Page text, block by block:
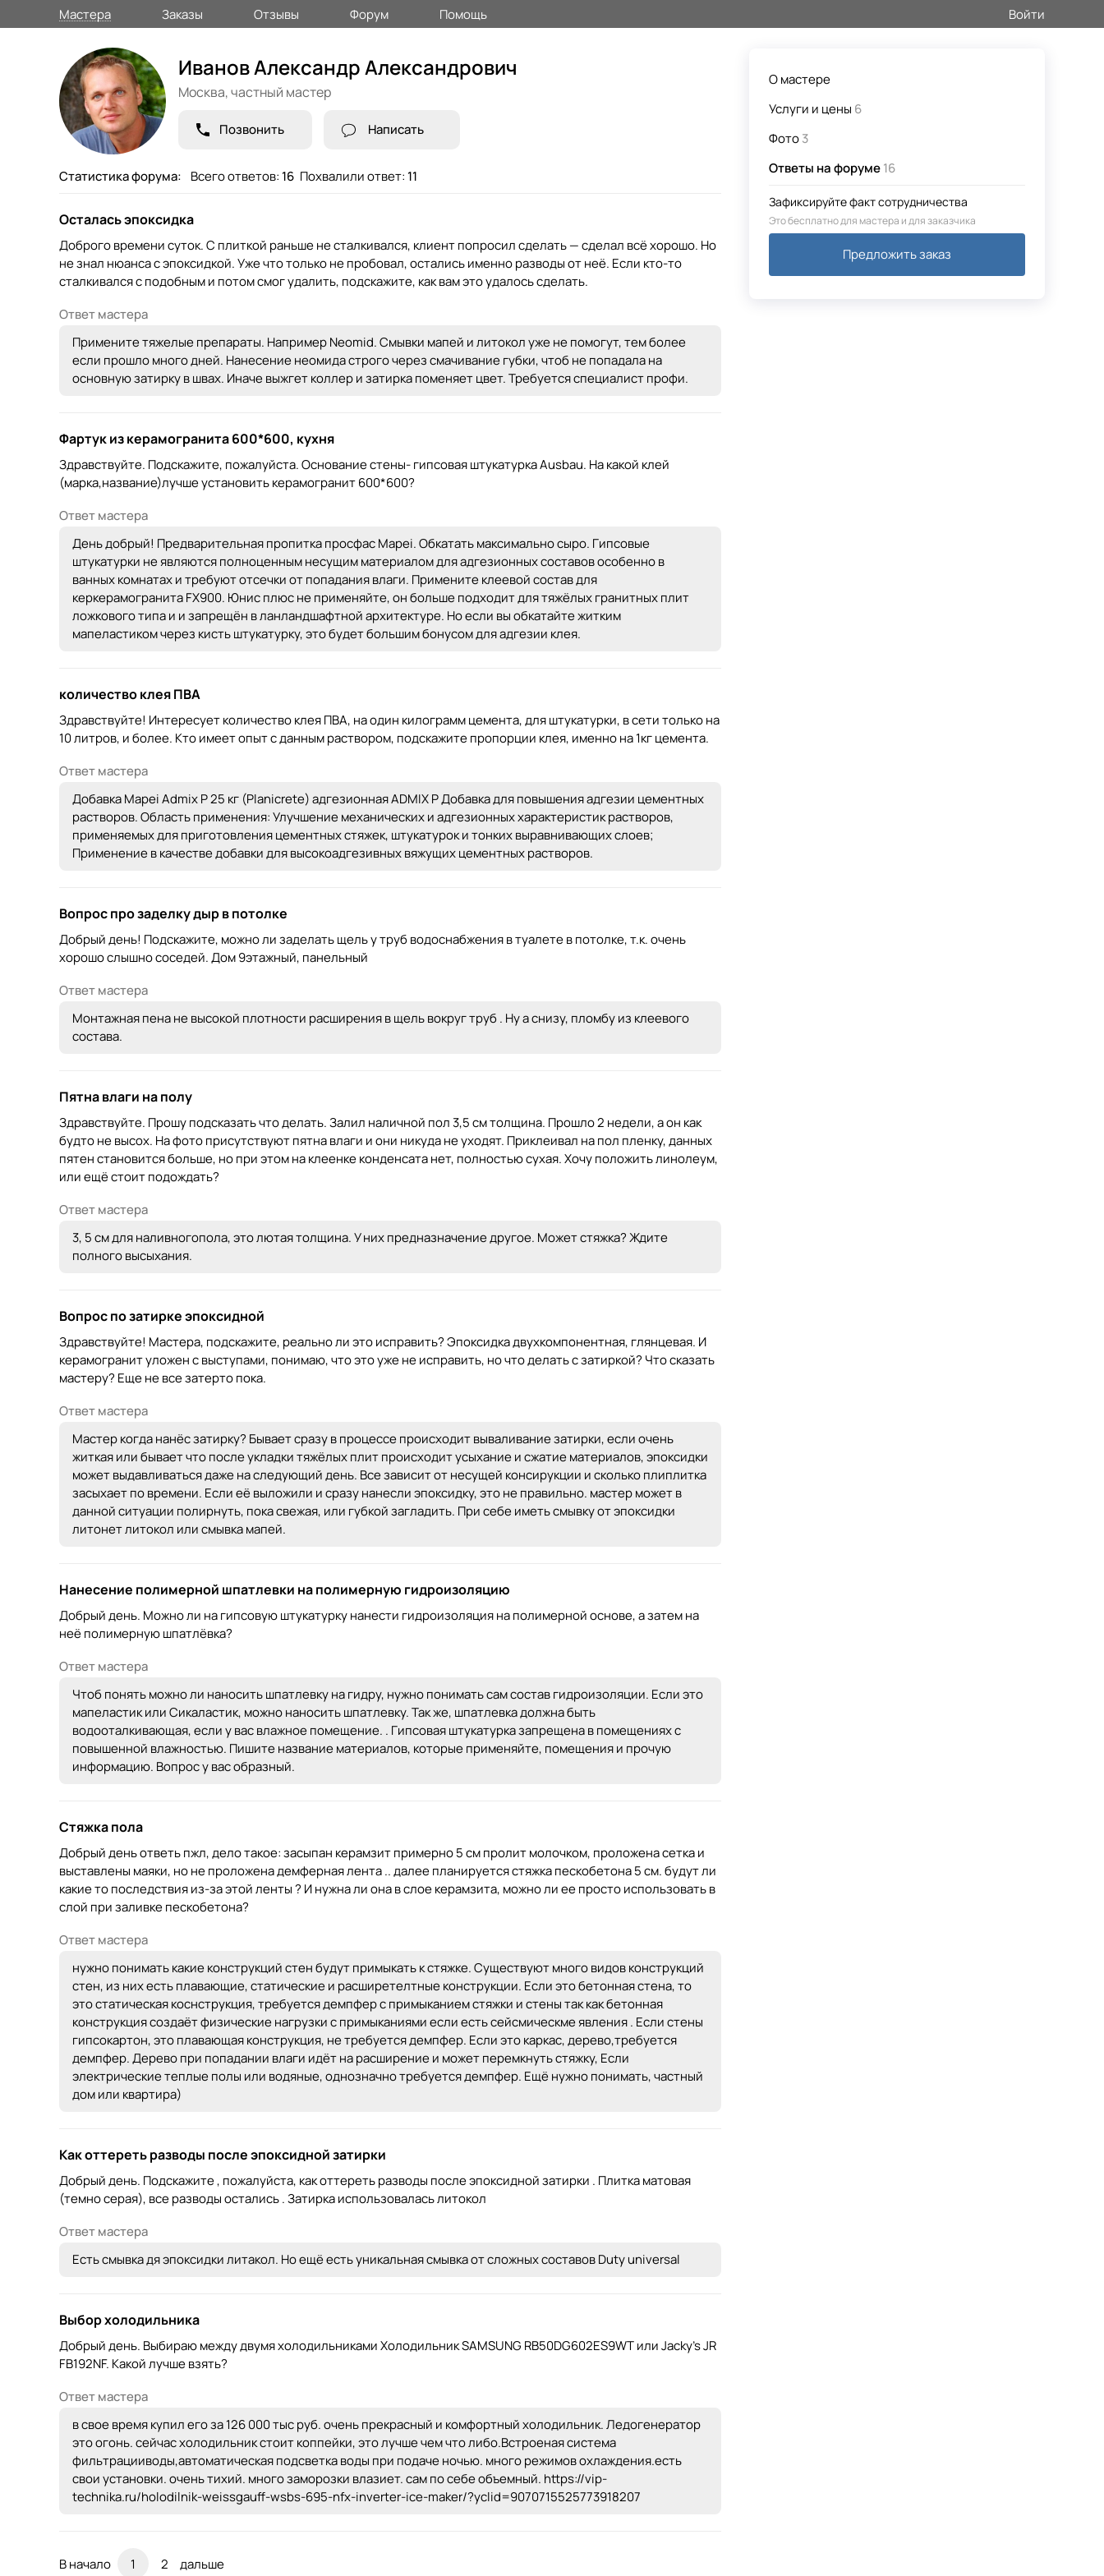
Мастера Заказы Отзывы Форум Помощь Войти
О мастере
Услуги и цены 6
Фото3
Ответы на форуме16
Зафиксируйте факт сотрудничества
Это бесплатно для мастера и для заказчика
Предложить заказ
Иванов Александр Александрович
Москва,частный мастер
Позвонить Написать
Статистика форума: Всего ответов: 16 Похвалили ответ: 11
Осталась эпоксидка
Доброго времени суток. С плиткой раньше не сталкивался, клиент попросил сделать — сделал всё хорошо. Но
не знал нюанса с эпоксидкой. Уже что только не пробовал, остались именно разводы от неё. Если кто-то
сталкивался с подобным и потом смог удалить, подскажите, как вам это удалось сделать.
Ответ мастера
Примените тяжелые препараты. Например Neomid. Смывки мапей и литокол уже не помогут, тем более
если прошло много дней. Нанесение неомида строго через смачивание губки, чтоб не попадала на
основную затирку в швах. Иначе выжгет коллер и затирка поменяет цвет. Требуется специалист профи.
Фартук из керамогранита 600*600, кухня
Здравствуйте. Подскажите, пожалуйста. Основание стены- гипсовая штукатурка Ausbau. На какой клей
(марка,название)лучше установить керамогранит 600*600?
Ответ мастера
День добрый! Предварительная пропитка просфас Mapei. Обкатать максимально сыро. Гипсовые
штукатурки не являются полноценным несущим материалом для адгезионных составов особенно в
ванных комнатах и требуют отсечки от попадания влаги. Примените клеевой состав для
керкерамогранита FX900. Юнис плюс не применяйте, он больше подходит для тяжёлых гранитных плит
ложкового типа и и запрещён в ланландшафтной архитектуре. Но если вы обкатайте житким
мапеластиком через кисть штукатурку, это будет большим бонусом для адгезии клея.
количество клея ПВА
Здравствуйте! Интересует количество клея ПВА, на один килограмм цемента, для штукатурки, в сети только на
10 литров, и более. Кто имеет опыт с данным раствором, подскажите пропорции клея, именно на 1кг цемента.
Ответ мастера
Добавка Mapei Admix P 25 кг (Planicrete) адгезионная ADMIX P Добавка для повышения адгезии цементных
растворов. Область применения: Улучшение механических и адгезионных характеристик растворов,
применяемых для приготовления цементных стяжек, штукатурок и тонких выравнивающих слоев;
Применение в качестве добавки для высокоадгезивных вяжущих цементных растворов.
Вопрос про заделку дыр в потолке
Добрый день! Подскажите, можно ли заделать щель у труб водоснабжения в туалете в потолке, т.к. очень
хорошо слышно соседей. Дом 9этажный, панельный
Ответ мастера
Монтажная пена не высокой плотности расширения в щель вокруг труб . Ну а снизу, пломбу из клеевого
состава.
Пятна влаги на полу
Здравствуйте. Прошу подсказать что делать. Залил наличной пол 3,5 см толщина. Прошло 2 недели, а он как
будто не высох. На фото присутствуют пятна влаги и они никуда не уходят. Приклеивал на пол пленку, данных
пятен становится больше, но при этом на клеенке конденсата нет, полностью сухая. Хочу положить линолеум,
или ещё стоит подождать?
Ответ мастера
3, 5 см для наливногопола, это лютая толщина. У них предназначение другое. Может стяжка? Ждите
полного высыхания.
Вопрос по затирке эпоксидной
Здравствуйте! Мастера, подскажите, реально ли это исправить? Эпоксидка двухкомпонентная, глянцевая. И
керамогранит уложен с выступами, понимаю, что это уже не исправить, но что делать с затиркой? Что сказать
мастеру? Еще не все затерто пока.
Ответ мастера
Мастер когда нанёс затирку? Бывает сразу в процессе происходит вываливание затирки, если очень
житкая или бывает что после укладки тяжёлых плит происходит усыхание и сжатие материалов, эпоксидки
может выдавливаться даже на следующий день. Все зависит от несущей консирукции и сколько плиплитка
засыхает по времени. Если её выложили и сразу нанесли эпоксидку, это не правильно. мастер может в
данной ситуации полирнуть, пока свежая, или губкой загладить. При себе иметь смывку от эпоксидки
литонет литокол или смывка мапей.
Нанесение полимерной шпатлевки на полимерную гидроизоляцию
Добрый день. Можно ли на гипсовую штукатурку нанести гидроизоляция на полимерной основе, а затем на
неё полимерную шпатлёвка?
Ответ мастера
Чтоб понять можно ли наносить шпатлевку на гидру, нужно понимать сам состав гидроизоляции. Если это
мапеластик или Сикаластик, можно наносить шпатлевку. Так же, шпатлевка должна быть
водооталкивающая, если у вас влажное помещение. . Гипсовая штукатурка запрещена в помещениях с
повышенной влажностью. Пишите название материалов, которые применяйте, помещения и прочую
информацию. Вопрос у вас образный.
Стяжка пола
Добрый день ответь пжл, дело такое: засыпан керамзит примерно 5 см пролит молочком, проложена сетка и
выставлены маяки, но не проложена демферная лента .. далее планируется стяжка пескобетона 5 см. будут ли
какие то последствия из-за этой ленты ? И нужна ли она в слое керамзита, можно ли ее просто использовать в
слой при заливке пескобетона?
Ответ мастера
нужно понимать какие конструкций стен будут примыкать к стяжке. Существуют много видов конструкций
стен, из них есть плавающие, статические и расширетелтные конструкции. Если это бетонная стена, то
это статическая коснструкция, требуется демпфер с примыканием стяжки и стены так как бетонная
конструкция создаёт физические нагрузки с примыканиями если есть сейсмическме явления . Если стены
гипсокартон, это плавающая конструкция, не требуется демпфер. Если это каркас, дерево,требуется
демпфер. Дерево при попадании влаги идёт на расширение и может перемкнуть стяжку, Если
электрические теплые полы или водяные, однозначно требуется демпфер. Ещё нужно понимать, частный
дом или квартира)
Как оттереть разводы после эпоксидной затирки
Добрый день. Подскажите , пожалуйста, как оттереть разводы после эпоксидной затирки . Плитка матовая
(темно серая), все разводы остались . Затирка использовалась литокол
Ответ мастера
Есть смывка дя эпоксидки литакол. Но ещё есть уникальная смывка от сложных составов Duty universal
Выбор холодильника
Добрый день. Выбираю между двумя холодильниками Холодильник SAMSUNG RB50DG602ES9WT или Jacky's JR
FB192NF. Какой лучше взять?
Ответ мастера
в свое время купил его за 126 000 тыс руб. очень прекрасный и комфортный холодильник. Ледогенератор
это огонь. сейчас холодильник стоит коппейки, это лучше чем что либо.Встроеная система
фильтрацииводы,автоматическая подсветка воды при подаче ночью. много режимов охлаждения.есть
свои установки. очень тихий. много заморозки влазиет. сам по себе объемный. https://vip-
technika.ru/holodilnik-weissgauff-wsbs-695-nfx-inverter-ice-maker/?yclid=9070715525773918207
В начало 1 2 дальше